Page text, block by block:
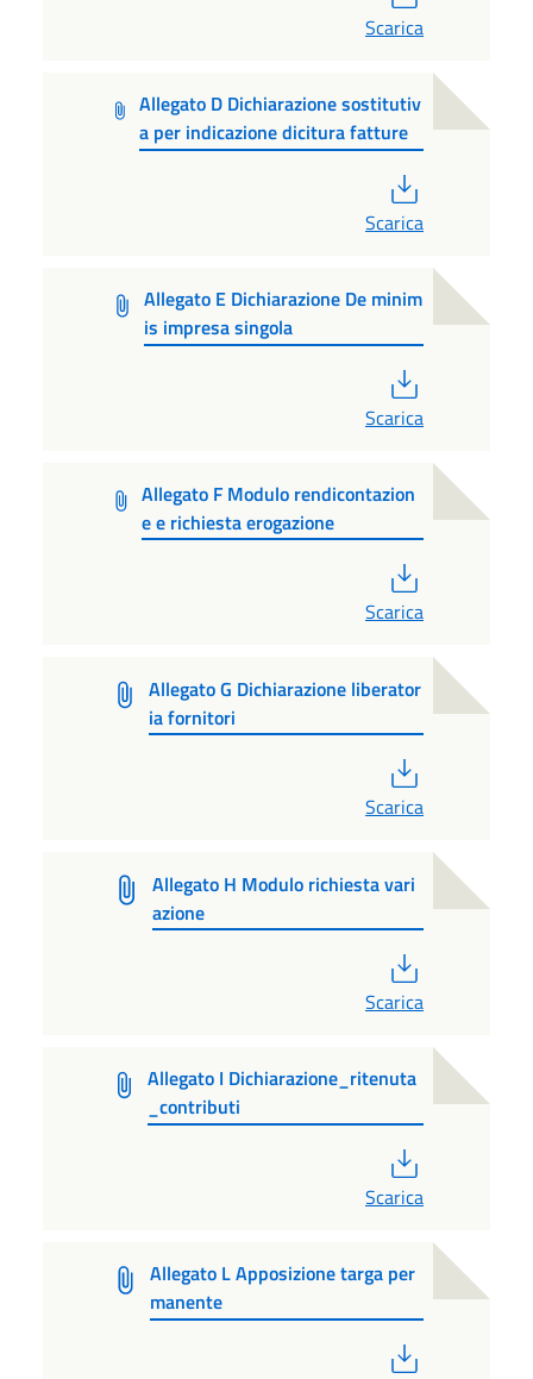
Scarica
Allegato D Dichiarazione sostitutiv
a per indicazione dicitura fatture
Scarica
Allegato E Dichiarazione De minim
is impresa singola
Scarica
Allegato F Modulo rendicontazion
e e richiesta erogazione
Scarica
Allegato G Dichiarazione liberator
ia fornitori
Scarica
Allegato H Modulo richiesta vari
azione
Scarica
Allegato I Dichiarazione_ritenuta
_contributi
Scarica
Allegato L Apposizione targa per
manente